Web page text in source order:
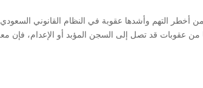
أخطر التهم وأشدها عقوبة في النظام القانوني
من عقوبات قد تصل إلى السجن المؤبد أو الإعدام،